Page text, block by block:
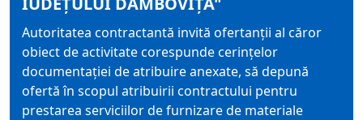
Autoritatea contractantă invită ofertanţii al căror
obiect de activitate corespunde cerinţelor
documentaţiei de atribuire anexate, să depună
ofertă în scopul atribuirii contractului pentru
prestarea serviciilor de furnizare de materiale